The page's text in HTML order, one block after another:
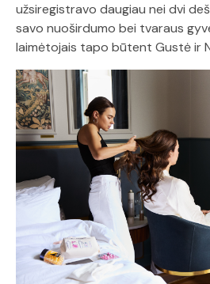
užsiregistravo daugiau nei dvi
savo nuoširdumo bei tvaraus
laimėtojais tapo būtent Gustė ir